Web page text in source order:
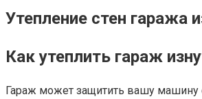
Утепление стен гаража
Как утеплить гараж
Гараж может защитить вашу машину